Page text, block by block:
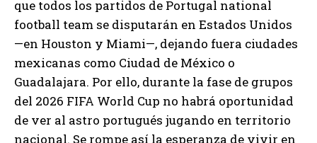
que todos los partidos de Portugal national
football team se disputarán en Estados Unidos
—en Houston y Miami—, dejando fuera ciudades
mexicanas como Ciudad de México o
Guadalajara. Por ello, durante la fase de grupos
del 2026 FIFA World Cup no habrá oportunidad
de ver al astro portugués jugando en territorio
nacional. Se rompe así la esperanza de vivir en